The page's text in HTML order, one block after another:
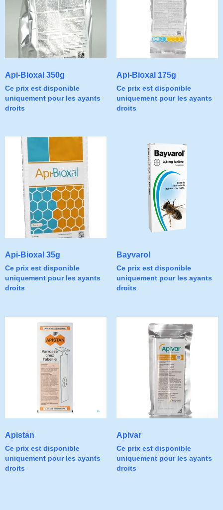
Api-Bioxal 350g
Ce prix est disponible
uniquement pour les ayants
droits
Api-Bioxal 175g
Ce prix est disponible
uniquement pour les ayants
droits
Api-Bioxal 35g
Ce prix est disponible
uniquement pour les ayants
droits
Bayvarol
Ce prix est disponible
uniquement pour les ayants
droits
Apistan
Ce prix est disponible
uniquement pour les ayants
droits
Apivar
Ce prix est disponible
uniquement pour les ayants
droits